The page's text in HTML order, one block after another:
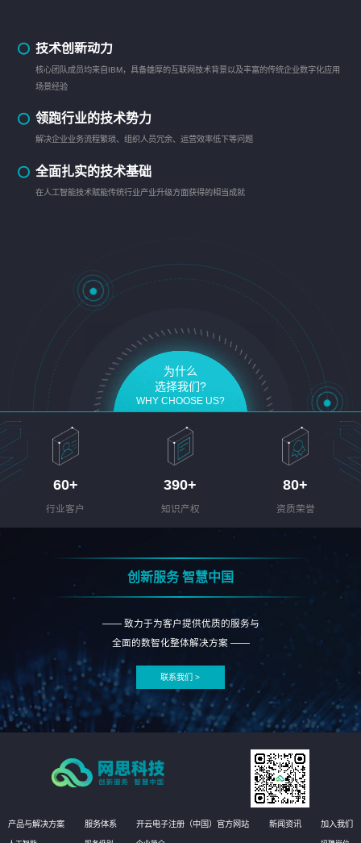
技术创新动力
核心团队成员均来自IBM，具备雄厚的互联网技术背景以及丰富的传统企业数字化应用
场景经验
领跑行业的技术势力
解决企业业务流程繁琐、组织人员冗余、运营效率低下等问题
全面扎实的技术基础
在人工智能技术赋能传统行业产业升级方面获得的相当成就
为什么
选择我们?
WHY CHOOSE US?
60+
行业客户
390+
知识产权
80+
资质荣誉
创新服务 智慧中国
—— 致力于为客户提供优质的服务与
全面的数智化整体解决方案 ——
联系我们 >
产品与解决方案 服务体系 开云电子注册（中国）官方网站 新闻资讯 加入我们